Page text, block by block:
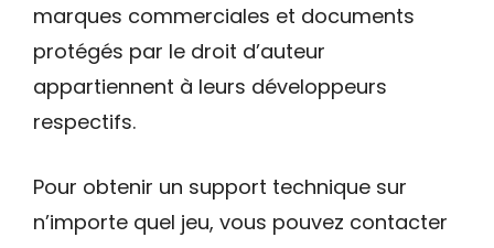
marques commerciales et documents
protégés par le droit d’auteur
appartiennent à leurs développeurs
respectifs.
Pour obtenir un support technique sur
n’importe quel jeu, vous pouvez contacter